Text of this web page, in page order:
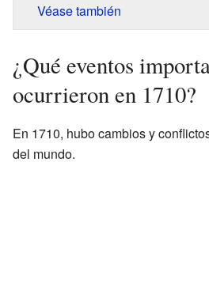
Véase también
¿Qué eventos
ocurrieron en 1710?
En 1710, hubo cambios y
del mundo.